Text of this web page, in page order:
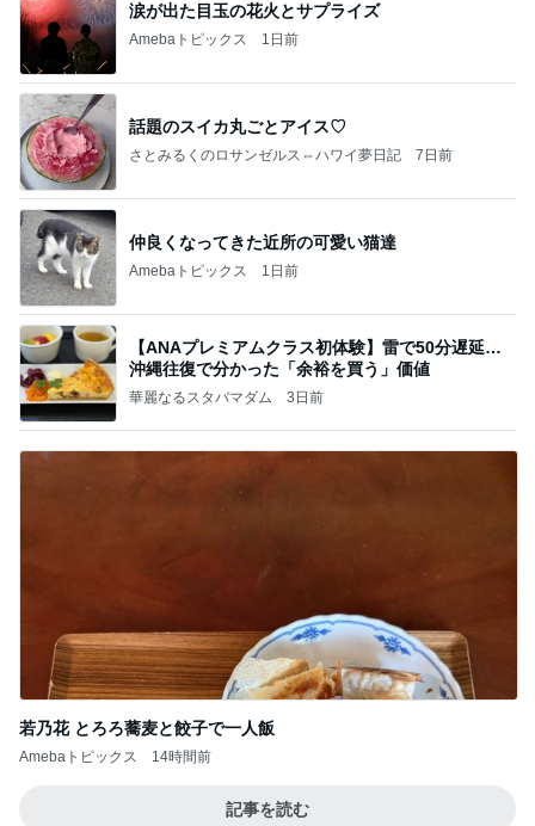
涙が出た目玉の花火とサプライズ
Amebaトピックス 1日前
話題のスイカ丸ごとアイス♡
さとみるくのロサンゼルス⇔ハワイ夢日記 7日前
仲良くなってきた近所の可愛い猫達
Amebaトピックス 1日前
【ANAプレミアムクラス初体験】雷で50分遅延…
沖縄往復で分かった「余裕を買う」価値
華麗なるスタバマダム 3日前
若乃花 とろろ蕎麦と餃子で一人飯
Amebaトピックス 14時間前
記事を読む